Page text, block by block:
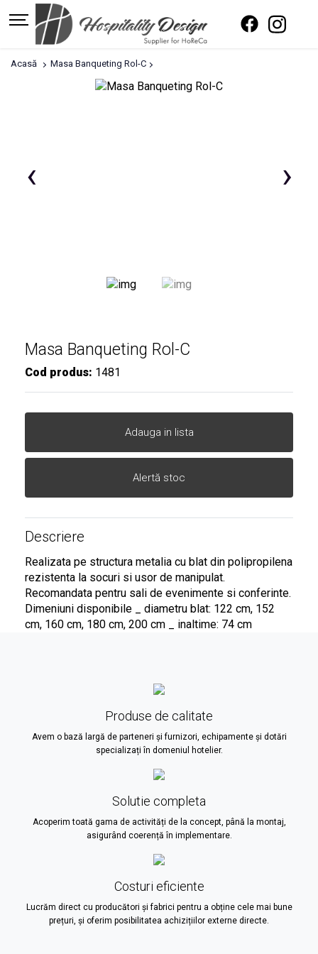
Acasă Masa Banqueting Rol-C
›
‹
Masa Banqueting Rol-C
Cod produs: 1481
Adauga in lista
Alertă stoc
Descriere
Realizata pe structura metalia cu blat din polipropilena
rezistenta la socuri si usor de manipulat.
Recomandata pentru sali de evenimente si conferinte.
Dimeniuni disponibile _ diametru blat: 122 cm, 152
cm, 160 cm, 180 cm, 200 cm _ inaltime: 74 cm
Produse de calitate
Avem o bază largă de parteneri și furnizori, echipamente și dotări
specializați în domeniul hotelier.
Solutie completa
Acoperim toată gama de activități de la concept, până la montaj,
asigurând coerență în implementare.
Costuri eficiente
Lucrăm direct cu producători și fabrici pentru a obține cele mai bune
prețuri, și oferim posibilitatea achizițiilor externe directe.